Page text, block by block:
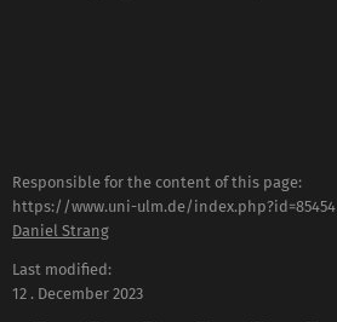
Responsible for the content of this page:
https://www.uni-ulm.de/index.php?id=85454
Daniel Strang
Last modified:
12 . December 2023